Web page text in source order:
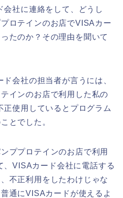
社に連絡をして、どうし
ロテインのお店でVISAカー
たのか？その理由を聞いて
会社の担当者が言うには、
インのお店で利用した私の
使用しているとプログラム
とでした。
ププロテインのお店で利用
、VISAカード会社に電話する
不正利用をしたわけじゃな
通にVISAカードが使えるよ